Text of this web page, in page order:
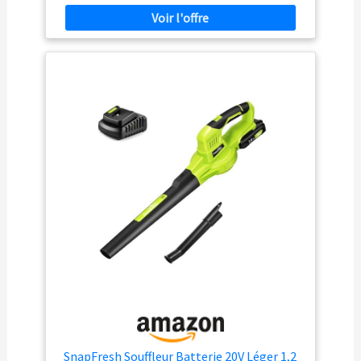
jardinage est performant, silencieux et garanti des
résultats optimisés. Le souffleur de jardin présente une
atteignez jusqu’à 8 min, avec une 2,5 Ah vous atteignez
jusqu’à 10 min, avec une 4,0 Ah vous atteignez jusqu’à
17 min, avec une 5,0 Ah vous atteignez jusqu’à 21 min,
et avec une 6,0 Ah vous atteignez jusqu’à 25 min.
Contenu du paquet : le souffleur est livré avec 1 buse
plate de soufflerie. Veuillez noter qu'il est vendu sans
batterie ni chargeur. Cet article est uniquement
composé de pièces de qualité pour une très longue
durée de vie. Il convient pour le nettoyage des feuilles
mortes, des débris des allées, des terrasses, des
pelouses, etc. et des petits jardins Concept 18V ONE+ :
Désaccouplez simplement le tube de soufflerie du bloc
moteur pour transporter l'appareil et le ranger en toute
simplicité
SnapFresh Souffleur Batterie 20V Léger 1,2